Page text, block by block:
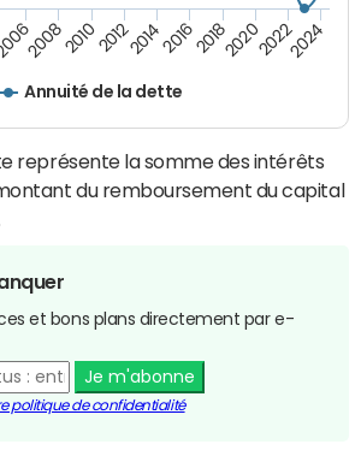
Annuité de la dette
200820102012201420162018202020222024
représente la somme des intérêts
du remboursement du capital
et bons plans directement par e-
Je m'abonne
politique de confidentialité